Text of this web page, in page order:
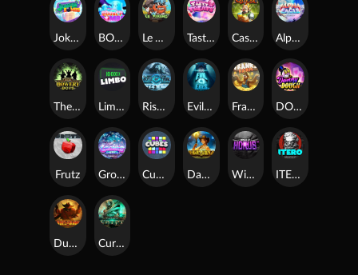
Joker Bombs BOUNCY BOMBS Le Viking Tasty Treats Cash Quest Alpha Eagle
The Bowery Boys Limbo Rise of Ymir Evil Eyes Frank's Farm DONNY DOUGH
Frutz Gronk's Gems Cubes Dawn of Kings Wings of Horus ITERO
Duel at Dawn Cursed Crypt